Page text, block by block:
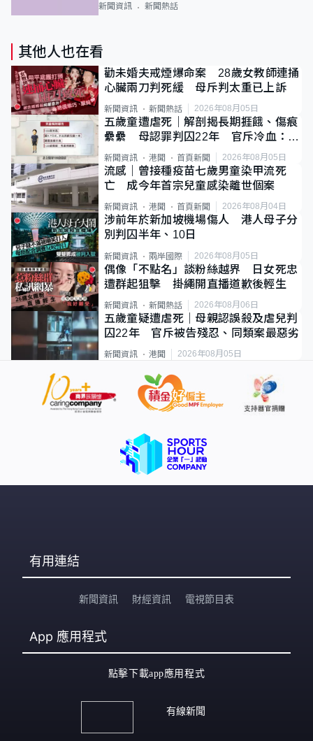
新聞資訊 新聞熱話
其他人也在看
勸未婚夫戒煙爆命案 28歲女教師連捅
心臟兩刀判死緩 母斥判太重已上訴
新聞資訊 新聞熱話 2026年08月05日
五歲童遭虐死｜解剖揭長期捱餓、傷痕
纍纍 母認罪判囚22年 官斥冷血：同
類案最惡劣
新聞資訊 港聞 首頁新聞 2026年08月05日
流感｜曾接種疫苗七歲男童染甲流死
亡 成今年首宗兒童感染離世個案
新聞資訊 港聞 首頁新聞 2026年08月04日
涉前年於新加坡機場傷人 港人母子分
別判囚半年、10日
新聞資訊 兩岸國際 2026年08月05日
偶像「不點名」談粉絲越界 日女死忠
遭群起狙擊 掛繩開直播道歉後輕生
新聞資訊 新聞熱話 2026年08月06日
五歲童疑遭虐死｜母親認誤殺及虐兒判
囚22年 官斥被告殘忍、同類案最惡劣
新聞資訊 港聞 2026年08月05日
有用連結
新聞資訊 財經資訊 電視節目表
App 應用程式
點擊下載app應用程式
有線新聞